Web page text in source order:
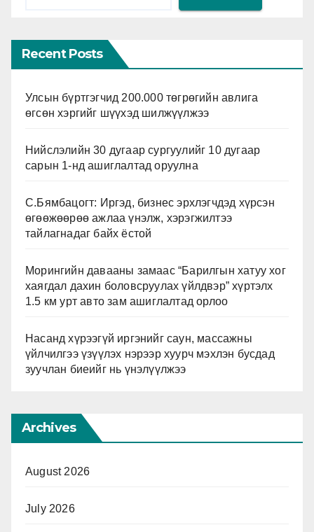
Recent Posts
Улсын бүртгэгчид 200.000 төгрөгийн авлига
өгсөн хэргийг шүүхэд шилжүүлжээ
Нийслэлийн 30 дугаар сургуулийг 10 дугаар
сарын 1-нд ашиглалтад оруулна
С.Бямбацогт: Иргэд, бизнес эрхлэгчдэд хүрсэн
өгөөжөөрөө ажлаа үнэлж, хэрэгжилтээ
тайлагнадаг байх ёстой
Морингийн давааны замаас “Барилгын хатуу хог
хаягдал дахин боловсруулах үйлдвэр” хүртэлх
1.5 км урт авто зам ашиглалтад орлоо
Насанд хүрээгүй иргэнийг саун, массажны
үйлчилгээ үзүүлэх нэрээр хуурч мэхлэн бусдад
зуучлан биеийг нь үнэлүүлжээ
Archives
August 2026
July 2026